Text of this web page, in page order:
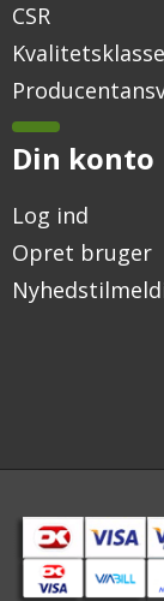
CSR
Din konto
Log ind
Opret bruger